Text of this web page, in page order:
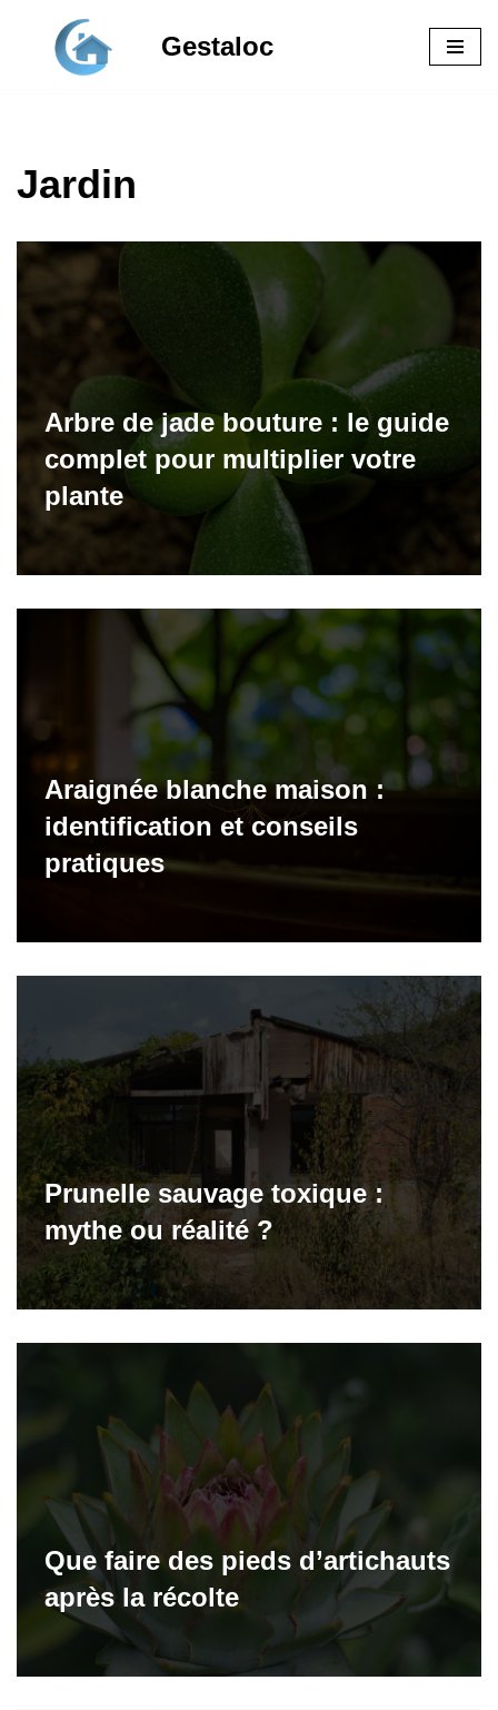
Gestaloc
Jardin
Arbre de jade bouture : le guide
complet pour multiplier votre
plante
Araignée blanche maison :
identification et conseils
pratiques
Prunelle sauvage toxique :
mythe ou réalité ?
Que faire des pieds d’artichauts
après la récolte